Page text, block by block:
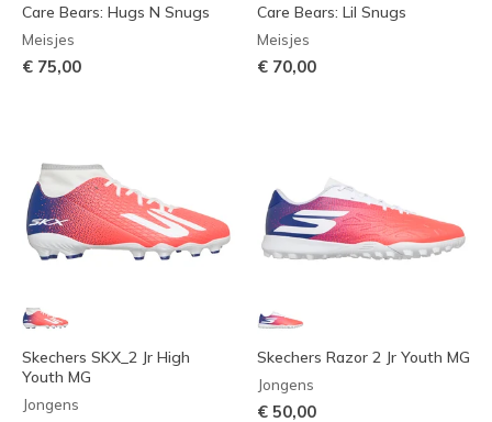
Care Bears: Hugs N Snugs
Meisjes
€ 75,00
Care Bears: Lil Snugs
Meisjes
€ 70,00
Skechers SKX_2 Jr High
Youth MG
Jongens
Skechers Razor 2 Jr Youth MG
Jongens
€ 50,00